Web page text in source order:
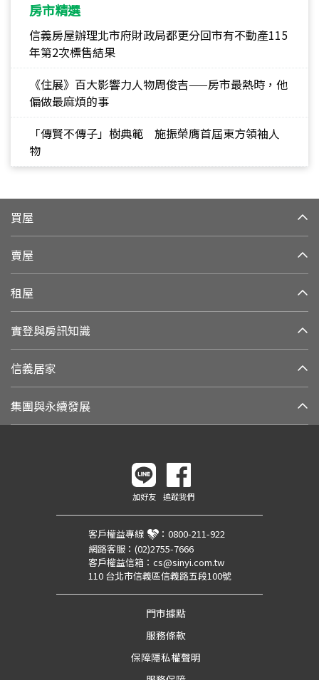
房市精選
信義房屋辦理北市府財政局都更分回市有不動產115
年第2次標售結果
《住展》百大影響力人物周俊吉——房市最熱時，他
偏做最麻煩的事
「傳賢不傳子」樹典範 施振榮膺首屆東方領袖人
物
買屋
賣屋
租屋
實登與房訊知識
信義居家
集團與永續發展
加好友 追蹤我們
客戶權益專線 ： 0800-211-922
網路客服： (02)2755-7666
客戶權益信箱： cs@sinyi.com.tw
110 台北市信義區信義路五段100號
門市據點
服務條款
保障隱私權聲明